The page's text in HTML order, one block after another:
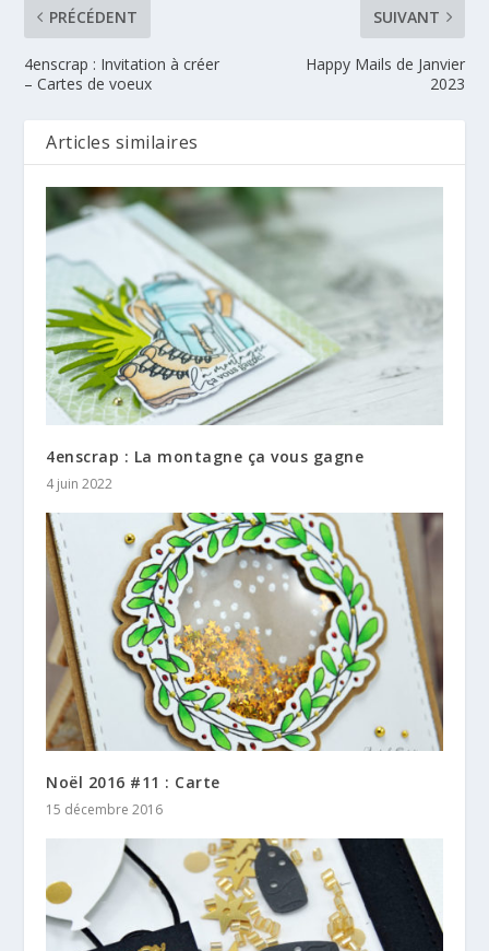
PRÉCÉDENT
4enscrap : Invitation à créer
– Cartes de voeux
SUIVANT
Happy Mails de Janvier
2023
Articles similaires
4enscrap : La montagne ça vous gagne
4 juin 2022
Noël 2016 #11 : Carte
15 décembre 2016